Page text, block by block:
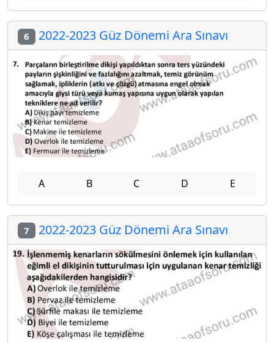
6 2022-2023 Güz Dönemi Ara Sınavı
A B C D E
7 2022-2023 Güz Dönemi Ara Sınavı